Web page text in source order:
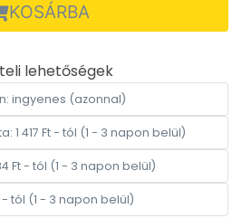
KOSÁRBA
lehetőségek
ingyenes (azonnal)
1 417 Ft - tól (1 - 3 napon belül)
Ft - tól (1 - 3 napon belül)
- tól (1 - 3 napon belül)